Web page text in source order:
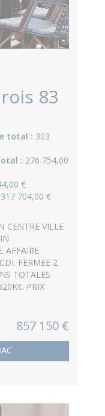
83
total : 303
: 276 754,00
€
317 704,00 €
CENTRE VILLE
AFFAIRE
FERMEE 2
TOTALES
PRIX
857 150 €